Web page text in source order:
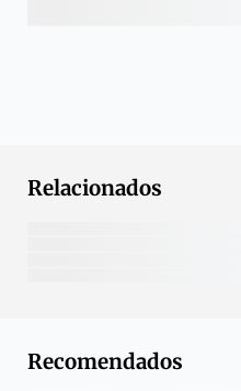
Relacionados
Recomendados